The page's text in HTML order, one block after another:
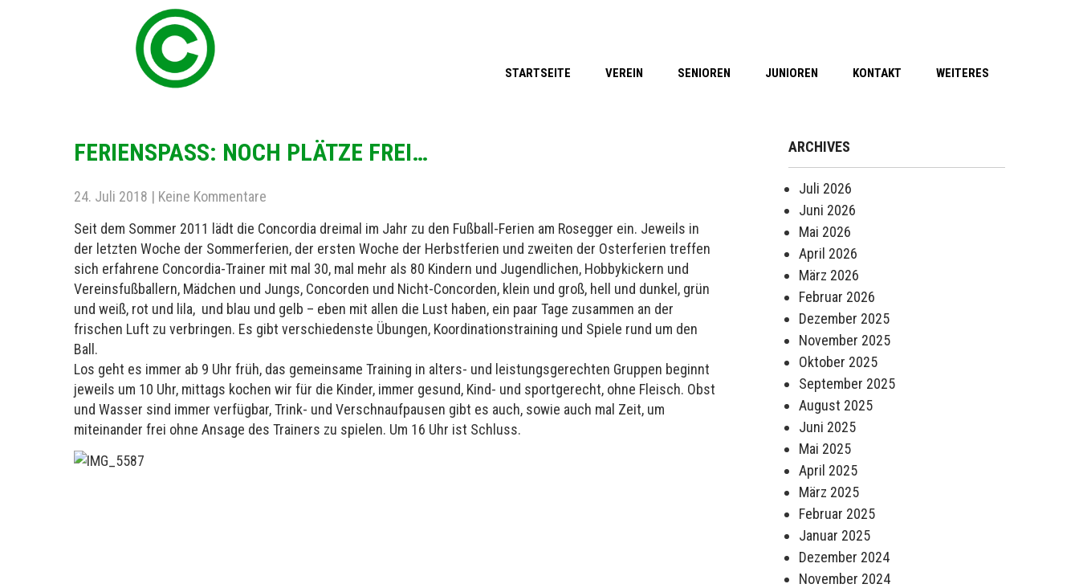
STARTSEITE VEREIN SENIOREN JUNIOREN KONTAKT WEITERES
FERIENSPASS: NOCH PLÄTZE FREI…
24. Juli 2018 | Keine Kommentare
Seit dem Sommer 2011 lädt die Concordia dreimal im Jahr zu den Fußball-Ferien am Rosegger ein. Jeweils in
der letzten Woche der Sommerferien, der ersten Woche der Herbstferien und zweiten der Osterferien treffen
sich erfahrene Concordia-Trainer mit mal 30, mal mehr als 80 Kindern und Jugendlichen, Hobbykickern und
Vereinsfußballern, Mädchen und Jungs, Concorden und Nicht-Concorden, klein und groß, hell und dunkel, grün
und weiß, rot und lila, und blau und gelb – eben mit allen die Lust haben, ein paar Tage zusammen an der
frischen Luft zu verbringen. Es gibt verschiedenste Übungen, Koordinationstraining und Spiele rund um den
Ball.
Los geht es immer ab 9 Uhr früh, das gemeinsame Training in alters- und leistungsgerechten Gruppen beginnt
jeweils um 10 Uhr, mittags kochen wir für die Kinder, immer gesund, Kind- und sportgerecht, ohne Fleisch. Obst
und Wasser sind immer verfügbar, Trink- und Verschnaufpausen gibt es auch, sowie auch mal Zeit, um
miteinander frei ohne Ansage des Trainers zu spielen. Um 16 Uhr ist Schluss.
ARCHIVES
Juli 2026
Juni 2026
Mai 2026
April 2026
März 2026
Februar 2026
Dezember 2025
November 2025
Oktober 2025
September 2025
August 2025
Juni 2025
Mai 2025
April 2025
März 2025
Februar 2025
Januar 2025
Dezember 2024
November 2024